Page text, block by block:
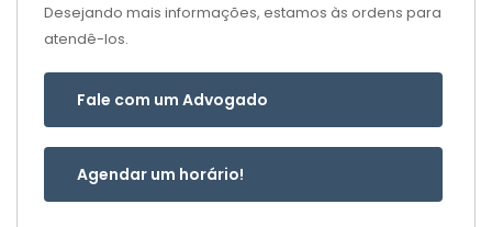
Desejando mais informações, estamos às ordens para
atendê-los.
Fale com um Advogado
Agendar um horário!